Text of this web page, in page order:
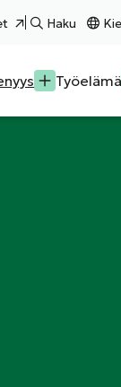
Haku
Työelämä